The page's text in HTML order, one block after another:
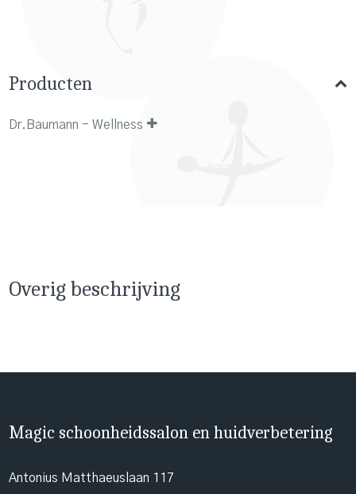
Producten
Dr.Baumann - Wellness
Overig beschrijving
Magic schoonheidssalon en huidverbetering
Antonius Matthaeuslaan 117